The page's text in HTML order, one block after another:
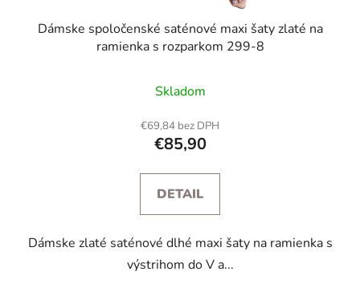
Dámske spoločenské saténové maxi šaty zlaté na
ramienka s rozparkom 299-8
Skladom
€69,84 bez DPH
€85,90
DETAIL
Dámske zlaté saténové dlhé maxi šaty na ramienka s
výstrihom do V a...